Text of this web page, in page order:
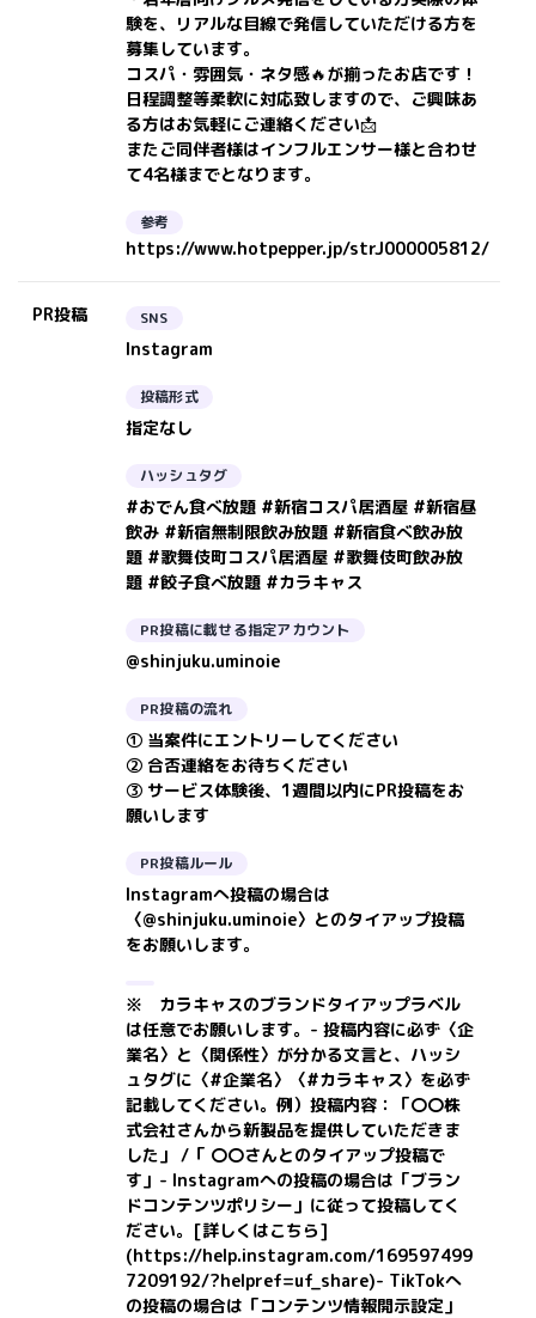
験を、リアルな目線で発信していただける方を
募集しています。
コスパ・雰囲気・ネタ感🔥が揃ったお店です！
日程調整等柔軟に対応致しますので、ご興味あ
る方はお気軽にご連絡ください📩
またご同伴者様はインフルエンサー様と合わせ
て4名様までとなります。
参考
https://www.hotpepper.jp/strJ000005812/
PR投稿 SNS
Instagram
投稿形式
指定なし
ハッシュタグ
#おでん食べ放題 #新宿コスパ居酒屋 #新宿昼
飲み #新宿無制限飲み放題 #新宿食べ飲み放
題 #歌舞伎町コスパ居酒屋 #歌舞伎町飲み放
題 #餃子食べ放題 #カラキャス
PR投稿に載せる指定アカウント
@shinjuku.uminoie
PR投稿の流れ
① 当案件にエントリーしてください
② 合否連絡をお待ちください
③ サービス体験後、1週間以内にPR投稿をお
願いします
PR投稿ルール
Instagramへ投稿の場合は
〈@shinjuku.uminoie〉とのタイアップ投稿
をお願いします。
※ カラキャスのブランドタイアップラベル
は任意でお願いします。- 投稿内容に必ず〈企
業名〉と〈関係性〉が分かる文言と、ハッシ
ュタグに〈#企業名〉〈#カラキャス〉を必ず
記載してください。 例）投稿内容：「〇〇株
式会社さんから新製品を提供していただきま
した」 /「 〇〇さんとのタイアップ投稿で
す」 - Instagramへの投稿の場合は「ブラン
ドコンテンツポリシー」に従って投稿してく
ださい。 [詳しくはこちら]
(https://help.instagram.com/169597499
7209192/?helpref=uf_share)- TikTokへ
の投稿の場合は「コンテンツ情報開示設定」